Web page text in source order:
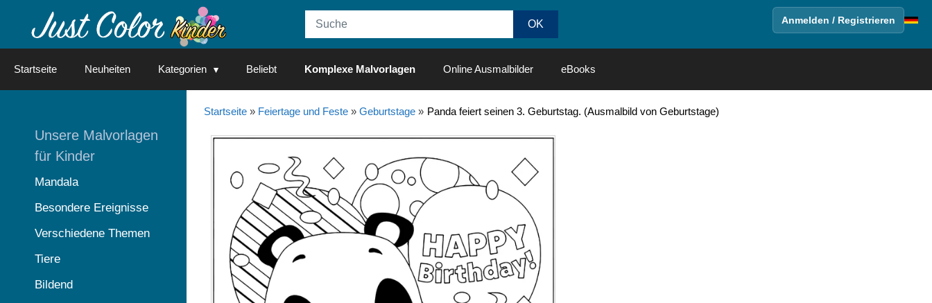
Anmelden / Registrieren
Startseite Neuheiten Kategorien Beliebt Komplexe Malvorlagen Online Ausmalbilder eBooks
Startseite» Feiertage und Feste» Geburtstage» Panda feiert seinen 3. Geburtstag. (Ausmalbild von Geburtstage)
Unsere Malvorlagen
für Kinder
Mandala
Besondere Ereignisse
Verschiedene Themen
Tiere
Bildend